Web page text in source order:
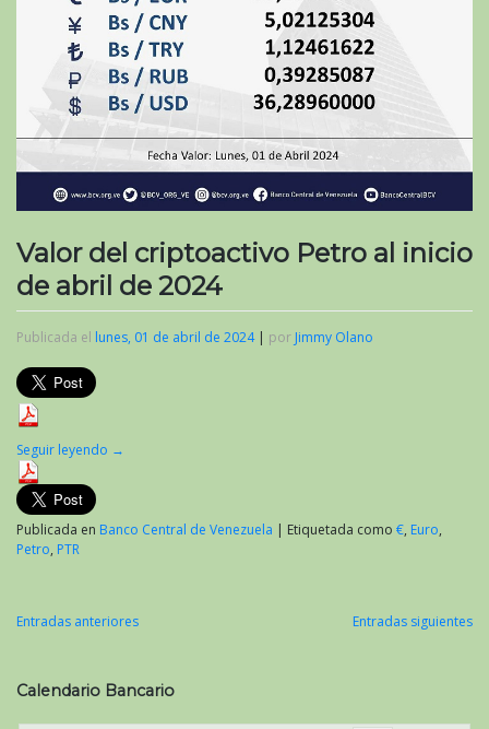
Valor del criptoactivo Petro al inicio
de abril de 2024
Publicada el lunes, 01 de abril de 2024| por Jimmy Olano
Seguir leyendo →
Publicada en Banco Central de Venezuela | Etiquetada como €, Euro,
Petro, PTR
de
entradas
Entradas anteriores Entradas siguientes
Calendario Bancario